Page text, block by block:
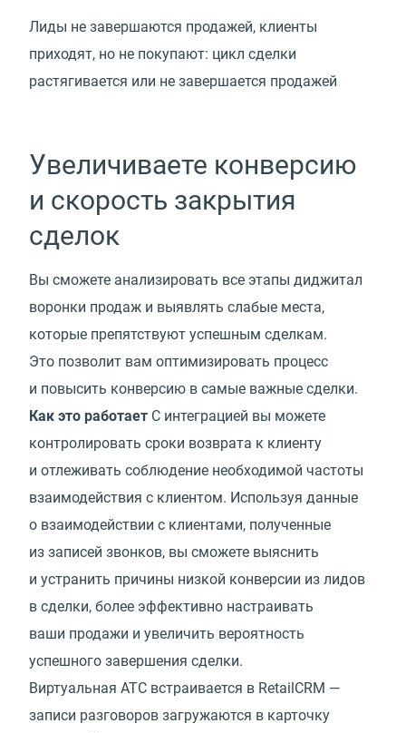
Лиды не завершаются продажей, клиенты
приходят, но не покупают: цикл сделки
растягивается или не завершается продажей
Увеличиваете конверсию
и скорость закрытия
сделок
Вы сможете анализировать все этапы диджитал
воронки продаж и выявлять слабые места,
которые препятствуют успешным сделкам.
Это позволит вам оптимизировать процесс
и повысить конверсию в самые важные сделки.
Как это работает С интеграцией вы можете
контролировать сроки возврата к клиенту
и отлеживать соблюдение необходимой частоты
взаимодействия с клиентом. Используя данные
о взаимодействии с клиентами, полученные
из записей звонков, вы сможете выяснить
и устранить причины низкой конверсии из лидов
в сделки, более эффективно настраивать
ваши продажи и увеличить вероятность
успешного завершения сделки.
Виртуальная АТС встраивается в RetailCRM —
записи разговоров загружаются в карточку